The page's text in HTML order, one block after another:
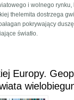
i wolnego
thelemita dostrzega
pokrywający
światło.
Europy.